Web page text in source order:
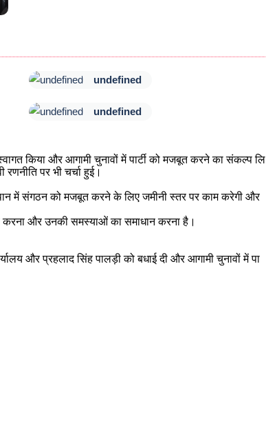
undefined
undefined
किया और आगामी चुनावों में पार्टी को मजबूत करने का संकल्प लि
रणनीति पर भी चर्चा हुई।
में संगठन को मजबूत करने के लिए जमीनी स्तर पर काम करेगी और
करना और उनकी समस्याओं का समाधान करना है।
और प्रहलाद सिंह पालड़ी को बधाई दी और आगामी चुनावों में पा